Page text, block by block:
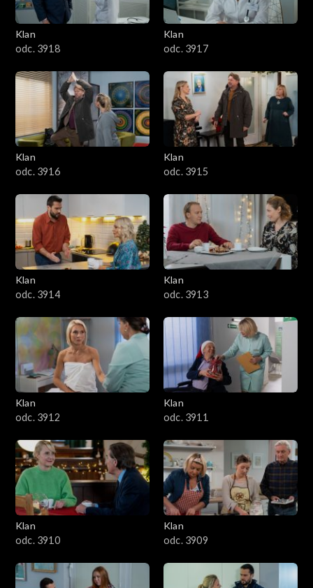
Klan
odc. 3918
Klan
odc. 3917
Klan
odc. 3916
Klan
odc. 3915
Klan
odc. 3914
Klan
odc. 3913
Klan
odc. 3912
Klan
odc. 3911
Klan
odc. 3910
Klan
odc. 3909